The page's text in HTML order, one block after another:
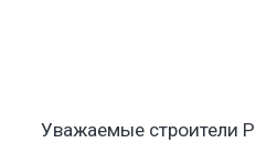
Уважаемые строители